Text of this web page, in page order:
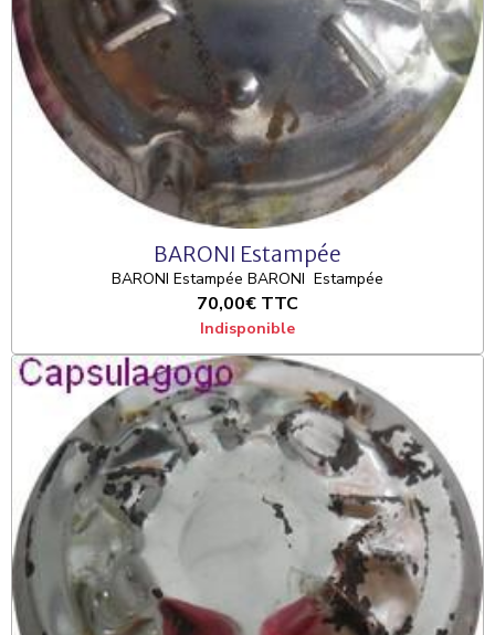
BARONI Estampée
BARONI Estampée BARONI Estampée
70,00€ TTC
Indisponible